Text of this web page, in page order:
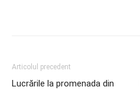
Articolul precedent
Lucrările la promenada din